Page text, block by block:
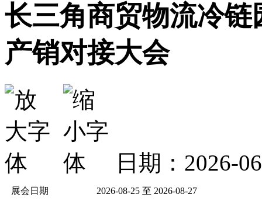
长三角商贸物流冷
产销对接大会
日期：2026-
展会日期 2026-08-25 至 2026-08-27